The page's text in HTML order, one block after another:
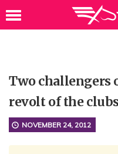
Two challengers
revolt of the
NOVEMBER 24, 2012